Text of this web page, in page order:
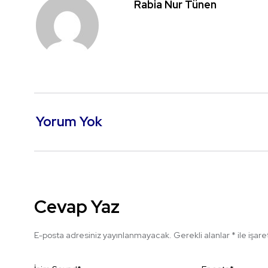
Rabia Nur Tünen
Yorum Yok
Cevap Yaz
E-posta adresiniz yayınlanmayacak. Gerekli alanlar * ile